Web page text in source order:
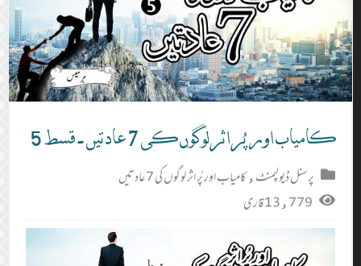
کامیاب اور پُر اثر لوگوں کی 7 عادتیں ۔ قسط 5
پرسنل ڈیولپمنٹ,کامیاب اور پُر اثر لوگوں کی 7 عادتیں
13,779 قاری